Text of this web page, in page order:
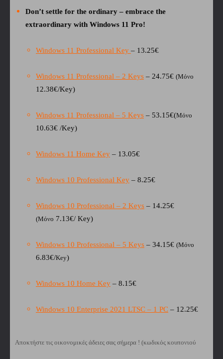
Don’t settle for the ordinary – embrace the
extraordinary with Windows 11 Pro!
Windows 11 Professional Key – 13.25€
Windows 11 Professional – 2 Keys – 24.75€ (Μόνο
12.38€/Key)
Windows 11 Professional – 5 Keys – 53.15€(Μόνο
10.63€ /Key)
Windows 11 Home Key – 13.05€
Windows 10 Professional Key – 8.25€
Windows 10 Professional – 2 Keys – 14.25€
(Μόνο 7.13€/ Key)
Windows 10 Professional – 5 Keys – 34.15€ (Μόνο
6.83€/Key)
Windows 10 Home Key – 8.15€
Windows 10 Enterprise 2021 LTSC – 1 PC – 12.25€
Αποκτήστε τις οικονομικές άδειες σας σήμερα ! (κωδικός κουπονιού